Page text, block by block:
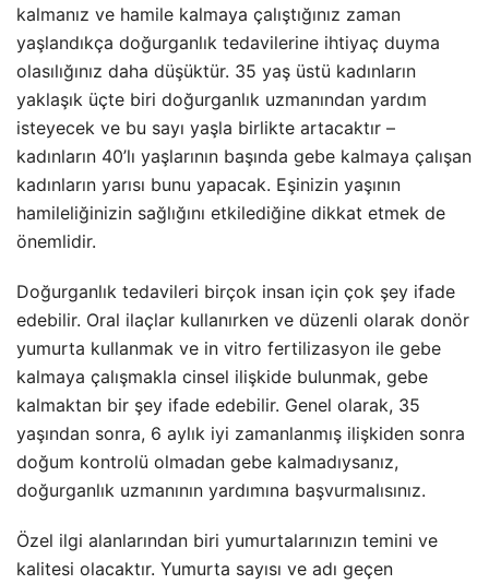
kalmanız ve hamile kalmaya çalıştığınız zaman
yaşlandıkça doğurganlık tedavilerine ihtiyaç duyma
olasılığınız daha düşüktür. 35 yaş üstü kadınların
yaklaşık üçte biri doğurganlık uzmanından yardım
isteyecek ve bu sayı yaşla birlikte artacaktır –
kadınların 40’lı yaşlarının başında gebe kalmaya çalışan
kadınların yarısı bunu yapacak. Eşinizin yaşının
hamileliğinizin sağlığını etkilediğine dikkat etmek de
önemlidir.
Doğurganlık tedavileri birçok insan için çok şey ifade
edebilir. Oral ilaçlar kullanırken ve düzenli olarak donör
yumurta kullanmak ve in vitro fertilizasyon ile gebe
kalmaya çalışmakla cinsel ilişkide bulunmak, gebe
kalmaktan bir şey ifade edebilir. Genel olarak, 35
yaşından sonra, 6 aylık iyi zamanlanmış ilişkiden sonra
doğum kontrolü olmadan gebe kalmadıysanız,
doğurganlık uzmanının yardımına başvurmalısınız.
Özel ilgi alanlarından biri yumurtalarınızın temini ve
kalitesi olacaktır. Yumurta sayısı ve adı geçen